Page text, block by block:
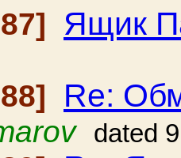
Ящик
Re:
dated